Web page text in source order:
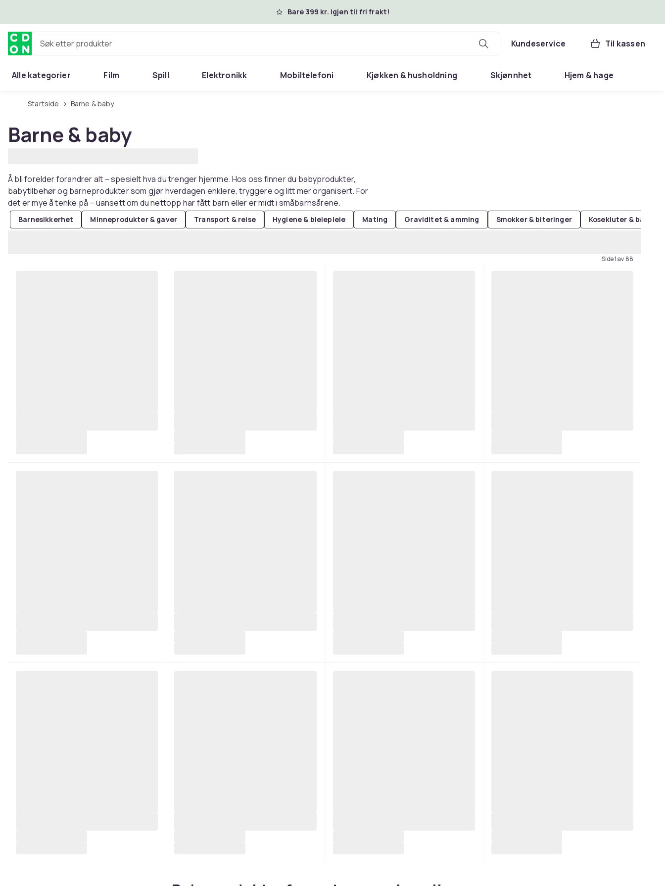
Bare 399 kr. igjen til fri frakt!
Søk etter produkter Kundeservice Til kassen
Alle kategorier Film Spill Elektronikk Mobiltelefoni Kjøkken & husholdning Skjønnhet Hjem & hage
Startside Barne & baby
Barne & baby
Å bli forelder forandrer alt – spesielt hva du trenger hjemme. Hos oss finner du babyprodukter,
babytilbehør og barneprodukter som gjør hverdagen enklere, tryggere og litt mer organisert. For
det er mye å tenke på – uansett om du nettopp har fått barn eller er midt i småbarnsårene.
Barnesikkerhet Minneprodukter & gaver Transport & reise Hygiene & bleiepleie Mating Graviditet & amming Smokker & biteringer Kosekluter &
Side 1 av 88